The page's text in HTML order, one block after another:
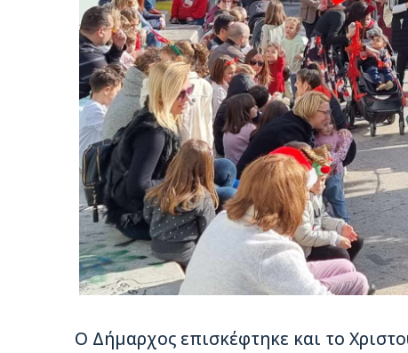
Ο Δήμαρχος επισκέφτηκε και το